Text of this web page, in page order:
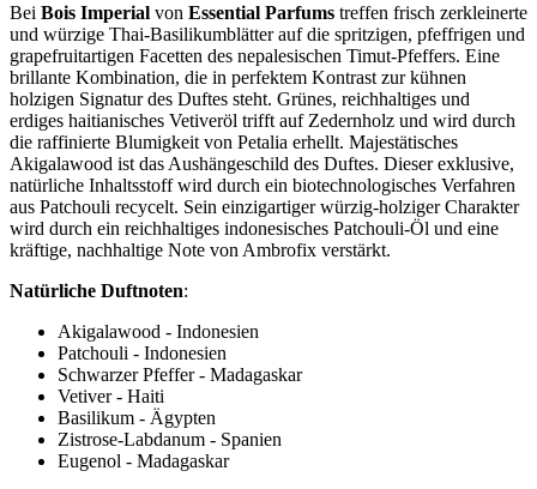
Bei Bois Imperial von Essential Parfums treffen frisch zerkleinerte
und würzige Thai-Basilikumblätter auf die spritzigen, pfeffrigen und
grapefruitartigen Facetten des nepalesischen Timut-Pfeffers. Eine
brillante Kombination, die in perfektem Kontrast zur kühnen
holzigen Signatur des Duftes steht. Grünes, reichhaltiges und
erdiges haitianisches Vetiveröl trifft auf Zedernholz und wird durch
die raffinierte Blumigkeit von Petalia erhellt. Majestätisches
Akigalawood ist das Aushängeschild des Duftes. Dieser exklusive,
natürliche Inhaltsstoff wird durch ein biotechnologisches Verfahren
aus Patchouli recycelt. Sein einzigartiger würzig-holziger Charakter
wird durch ein reichhaltiges indonesisches Patchouli-Öl und eine
kräftige, nachhaltige Note von Ambrofix verstärkt.
Natürliche Duftnoten:
Akigalawood - Indonesien
Patchouli - Indonesien
Schwarzer Pfeffer - Madagaskar
Vetiver - Haiti
Basilikum - Ägypten
Zistrose-Labdanum - Spanien
Eugenol - Madagaskar